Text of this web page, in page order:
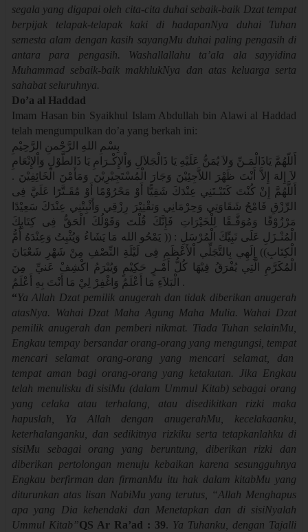
segala yang digapai oleh cita-cita duhai sebaik-baik Dzat tempat
berpijak telapak-telapak kaki di hadapanNya duhai Tuhan
semesta alam dengan kasih sayangMu duhai paling pengasih di
antara para pengasih. Washallallahu ta’ala ala sayyidina
Muhammad sebaik-baik makhlukNya dan atas keluarga serta
sahabat seluruhnya.
Do’a al Haddad
Imam Hasan bin Syaikhul Islam Abdullah bin Alawi al Haddad
telah mengumpulkan do’a yang berkah ini:
بِسْمِ اللهِ الرَّحْمنِ الرَّحِيْمِ
أَللّهُمَّ يَاذَالْمَـنِّ وَلاَ يُمَنُّ عَلَيْهِ يَا ذَالْجَلاَلِ وَاْلإِكْـرَامِ يَا ذَالطَّوْلِ وَاْلإِنْعَامِ
لاَ إِلهَ إِلاَّ أَنْتَ ظَهْرَ اللاَّجِئِيْنَ وَجَارَ الْمُسْتَجِيْرِيْنَ وَمَأَمْنَ الْخَائِفِيْنَ .
أَللَّهُمَّ إِنْ كُنْتَ كَتَبْـتَنِي عِنْدَكَ شَقِيًّا أَوْ مَحْرُوْمًا أَوْ مُقَـتَّرًا عَلَيَّ فِى
الرِّزْقِ فَامْحُ شَقَاوَتِي وَحِرْمَانِي وَتقْتِيْرَ رِزْقِي وَأَثْبِتْنِي عِنْدَكَ سَعِيْدًا
مَرْزُوْقًا وَمُوَفَّـقًا لِلْخَيْرَاتِ فَإِنَّكَ قُلْتَ وَقَوْلُكَ الْحَقُّ فِى كِتَابِكَ
الْمُنْـزَلِ عَلَى نَبِيِّكَ الْمُرْسَلِ : (( يَمْحُو الله مَا يَشَاءُ وَيُثْبِتُ وَعِنْدَهُ أُمُّ
الْكِتَابِ)) إِلَهِي بِالتَّجَلِّي اْلأَعْظَمِ فِى لَيْلَةِ النِّصْفِ مِنْ شَهْرِ شَعْبَانَ
الْمُكَرَّمِ الَّتِي يُفْرَقُ فِيْهَا كُلُّ أَمْـرٍ حَكِيْمٍ وَيُبْرَمُ اكْشِفْ عَنيِّ مِنَ
الْبَلاَءِ مَا أَعْلَمُ وَاغْفِرْ لِيْ مَا أَنْتَ بِهِ أَعْلَمُ
.
“Ya Allah Dzat pemilik anugerah dan tidak diberikan anugerah
atasNya. Wahai Dzat Maha Agung Maha Mulia. Wahai Dzat
pemilik anugerah dan pemberi nikmat. Tiada Tuhan selainMu,
Engkau tempay bersandar orang-orang yang mengungsi, tempat
mencari selamat orang-orang yang mencari selamat, dan
tempat aman bagi orang-orang yang ketakutan. Jika Engkau
telah menulisku di sisiMu (dalam Ummul Kitab) sebagai orang
yang celaka atau terhalang, atau disedikitkan rizki maka
hapuslah, Ya Allah dengan anugerahMu, kecelakaanku,
keterhalanganku, dan sedikitnya rizkiku serta tetapkanlahku di
sisiMu sebagai orang yang beruntung, diberikan rizki dan
diberikan pertolongan menuju kebaikan karena sesungguhnya
Engkau berfirman dan firmanMu itu hak dalam kitabMu yang
diturunkan atas lisan NabiMu yang terutus, “Allah Menghapus
apa yang Dia kehendaki dan Menetapkan dan di sisiNyalah
Ummul Kitab”QS Ar Ra’ad : 39. Ya Tuhanku, dengan Tajalli